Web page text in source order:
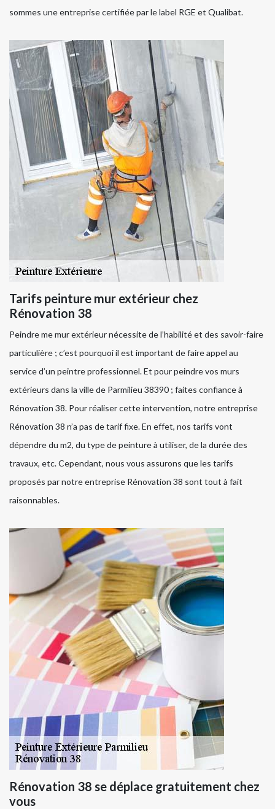
sommes une entreprise certifiée par le label RGE et Qualibat.
Tarifs peinture mur extérieur chez
Rénovation 38
Peindre me mur extérieur nécessite de l’habilité et des savoir-faire
particulière ; c’est pourquoi il est important de faire appel au
service d’un peintre professionnel. Et pour peindre vos murs
extérieurs dans la ville de Parmilieu 38390 ; faites confiance à
Rénovation 38. Pour réaliser cette intervention, notre entreprise
Rénovation 38 n’a pas de tarif fixe. En effet, nos tarifs vont
dépendre du m2, du type de peinture à utiliser, de la durée des
travaux, etc. Cependant, nous vous assurons que les tarifs
proposés par notre entreprise Rénovation 38 sont tout à fait
raisonnables.
Rénovation 38 se déplace gratuitement chez
vous